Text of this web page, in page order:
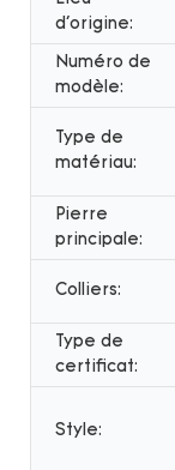
d'origine:
Numéro de
modèle:
Type de
matériau:
Pierre
principale:
Colliers:
Type de
certificat:
Style: